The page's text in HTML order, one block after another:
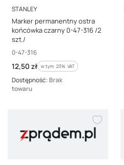
PRODUCENT
STANLEY
Marker permanentny ostra
końcówka czarny 0-47-316 /2
szt./
Kod producenta
0-47-316
Cena brutto
12,50 zł w tym %s VAT
w tym 23% VAT
Dostępność: Brak
towaru